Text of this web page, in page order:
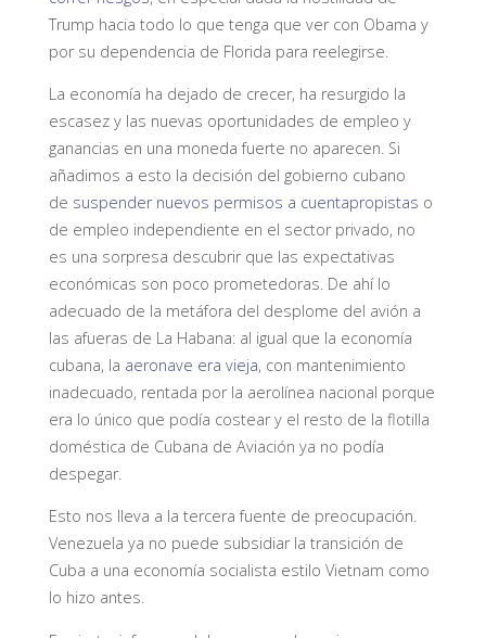
Trump hacia todo lo que tenga que ver con Obama y
por su dependencia de Florida para reelegirse.
La economía ha dejado de crecer, ha resurgido la
escasez y las nuevas oportunidades de empleo y
ganancias en una moneda fuerte no aparecen. Si
añadimos a esto la decisión del gobierno cubano
de suspender nuevos permisos a cuentapropistas o
de empleo independiente en el sector privado, no
es una sorpresa descubrir que las expectativas
económicas son poco prometedoras. De ahí lo
adecuado de la metáfora del desplome del avión a
las afueras de La Habana: al igual que la economía
cubana, la aeronave era vieja, con mantenimiento
inadecuado, rentada por la aerolínea nacional porque
era lo único que podía costear y el resto de la flotilla
doméstica de Cubana de Aviación ya no podía
despegar.
Esto nos lleva a la tercera fuente de preocupación.
Venezuela ya no puede subsidiar la transición de
Cuba a una economía socialista estilo Vietnam como
lo hizo antes.